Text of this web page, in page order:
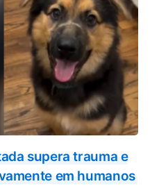
supera trauma e
em humanos